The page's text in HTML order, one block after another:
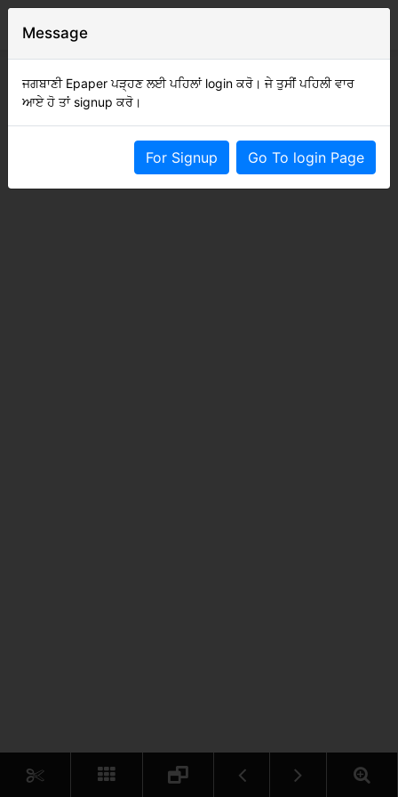
Message
ਜਗਬਾਣੀ Epaper ਪੜ੍ਹਣ ਲਈ ਪਹਿਲਾਂ login ਕਰੋ। ਜੇ ਤੁਸੀਂ ਪਹਿਲੀ ਵਾਰ
ਆਏ ਹੋ ਤਾਂ signup ਕਰੋ।
For Signup Go To login Page